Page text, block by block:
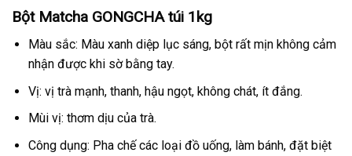
gốc
là:
190,000₫.
hiện
tại
là:
175,000₫.
Bột Matcha GONGCHA túi 1kg
Màu sắc: Màu xanh diệp lục sáng, bột rất mịn không cảm
nhận được khi sờ bằng tay.
Vị: vị trà mạnh, thanh, hậu ngọt, không chát, ít đắng.
Mùi vị: thơm dịu của trà.
Công dụng: Pha chế các loại đồ uống, làm bánh, đặt biệt